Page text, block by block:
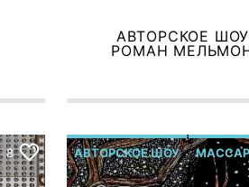
АВТОРСКОЕ
РОМАН
8 АВТОРСКОЕ ШОУ